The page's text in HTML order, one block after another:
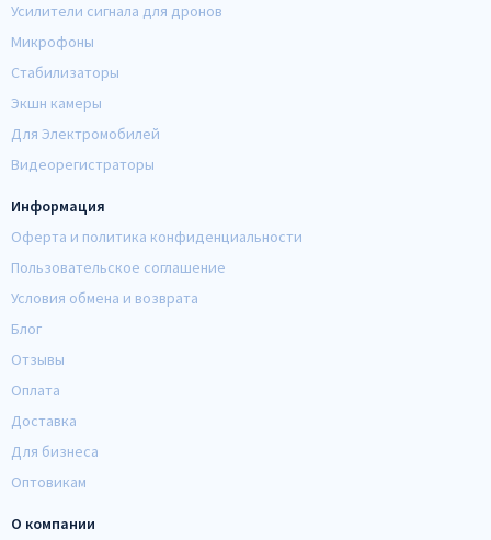
Усилители сигнала для дронов
Микрофоны
Стабилизаторы
Экшн камеры
Для Электромобилей
Видеорегистраторы
Информация
Оферта и политика конфиденциальности
Пользовательское соглашение
Условия обмена и возврата
Блог
Отзывы
Оплата
Доставка
Для бизнеса
Оптовикам
О компании